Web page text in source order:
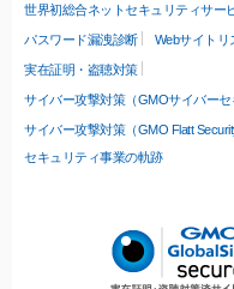
世界初総合ネットセキュリティサー
パスワード漏洩診断 Webサイトリ
実在証明・盗聴対策
サイバー攻撃対策（GMOサイバーセ
サイバー攻撃対策（GMO Flatt
セキュリティ事業の軌跡